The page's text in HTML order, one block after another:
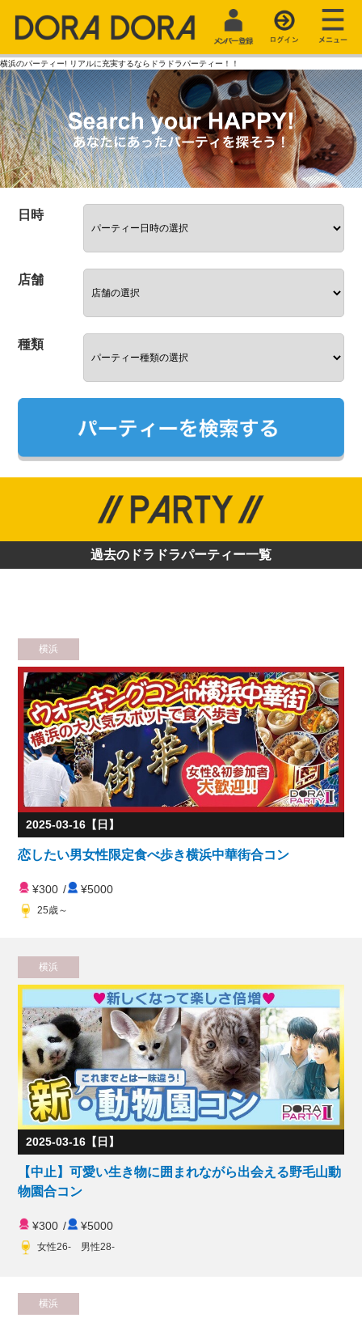
横浜のパーティー! リアルに充実するならドラドラパーティー！！
日時
店舗
種類
過去のドラドラパーティー一覧
横浜
2025-03-16【日】
恋したい男女性限定食べ歩き横浜中華街合コン
¥300 / ¥5000
25歳～
横浜
2025-03-16【日】
【中止】可愛い生き物に囲まれながら出会える野毛山動
物園合コン
¥300 / ¥5000
女性26- 男性28-
横浜